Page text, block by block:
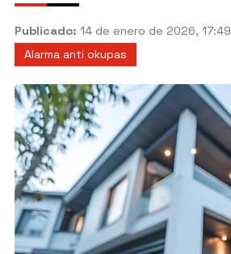
Mijas
Motril
Nerja
Sevilla
Torremolinos
Vélez-Málaga
Publicado: 14 de enero de 2026, 17:49
Alarma anti okupas